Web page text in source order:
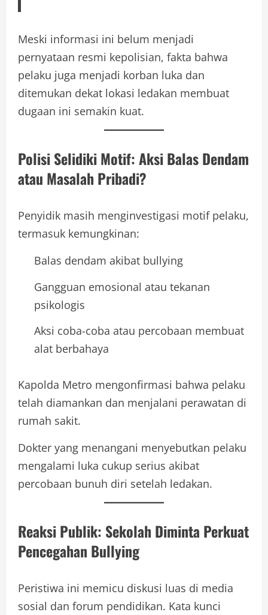
Meski informasi ini belum menjadi
pernyataan resmi kepolisian, fakta bahwa
pelaku juga menjadi korban luka dan
ditemukan dekat lokasi ledakan membuat
dugaan ini semakin kuat.
Polisi Selidiki Motif: Aksi Balas Dendam
atau Masalah Pribadi?
Penyidik masih menginvestigasi motif pelaku,
termasuk kemungkinan:
Balas dendam akibat bullying
Gangguan emosional atau tekanan
psikologis
Aksi coba-coba atau percobaan membuat
alat berbahaya
Kapolda Metro mengonfirmasi bahwa pelaku
telah diamankan dan menjalani perawatan di
rumah sakit.
Dokter yang menangani menyebutkan pelaku
mengalami luka cukup serius akibat
percobaan bunuh diri setelah ledakan.
Reaksi Publik: Sekolah Diminta Perkuat
Pencegahan Bullying
Peristiwa ini memicu diskusi luas di media
sosial dan forum pendidikan. Kata kunci